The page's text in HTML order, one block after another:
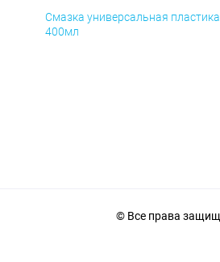
Смазка универсальная
400мл
© Все права